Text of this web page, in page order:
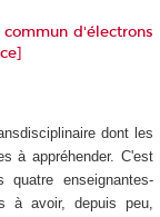
d'électrons
]
dont les
à appréhender. C'est
enseignantes-
à avoir, depuis peu,